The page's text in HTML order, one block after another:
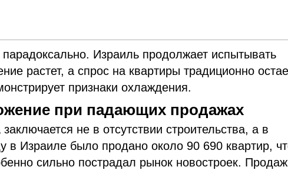
Израиль продолжает испытывать
растет, а спрос на квартиры традиционно
признаки охлаждения.
при падающих продажах
не в отсутствии строительства, а в
в Израиле было продано около 90 690 квартир,
сильно пострадал рынок новостроек.